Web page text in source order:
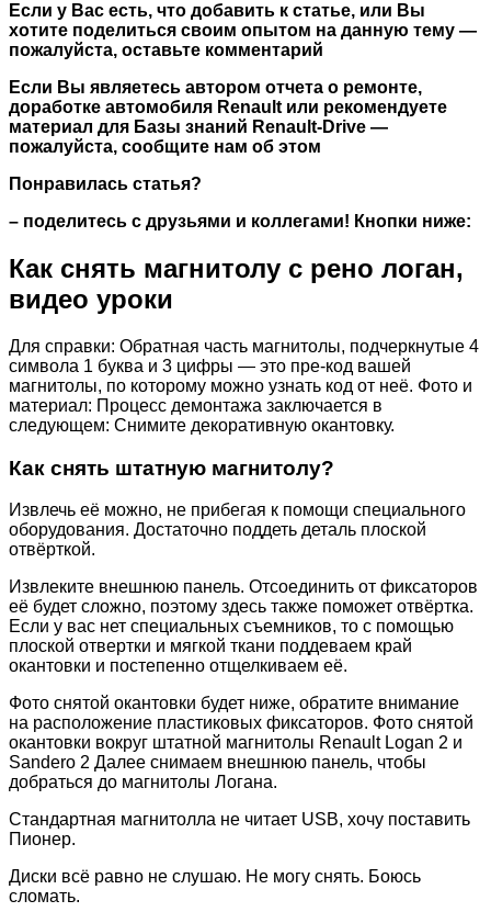
Если у Вас есть, что добавить к статье, или Вы
хотите поделиться своим опытом на данную тему —
пожалуйста, оставьте комментарий
Если Вы являетесь автором отчета о ремонте,
доработке автомобиля Renault или рекомендуете
материал для Базы знаний Renault-Drive —
пожалуйста, сообщите нам об этом
Понравилась статья?
– поделитесь с друзьями и коллегами! Кнопки ниже:
Как снять магнитолу с рено логан,
видео уроки
Для справки: Обратная часть магнитолы, подчеркнутые 4
символа 1 буква и 3 цифры — это пре-код вашей
магнитолы, по которому можно узнать код от неё. Фото и
материал: Процесс демонтажа заключается в
следующем: Снимите декоративную окантовку.
Как снять штатную магнитолу?
Извлечь её можно, не прибегая к помощи специального
оборудования. Достаточно поддеть деталь плоской
отвёрткой.
Извлеките внешнюю панель. Отсоединить от фиксаторов
её будет сложно, поэтому здесь также поможет отвёртка.
Если у вас нет специальных съемников, то с помощью
плоской отвертки и мягкой ткани поддеваем край
окантовки и постепенно отщелкиваем её.
Фото снятой окантовки будет ниже, обратите внимание
на расположение пластиковых фиксаторов. Фото снятой
окантовки вокруг штатной магнитолы Renault Logan 2 и
Sandero 2 Далее снимаем внешнюю панель, чтобы
добраться до магнитолы Логана.
Стандартная магнитолла не читает USB, хочу поставить
Пионер.
Диски всё равно не слушаю. Не могу снять. Боюсь
сломать.